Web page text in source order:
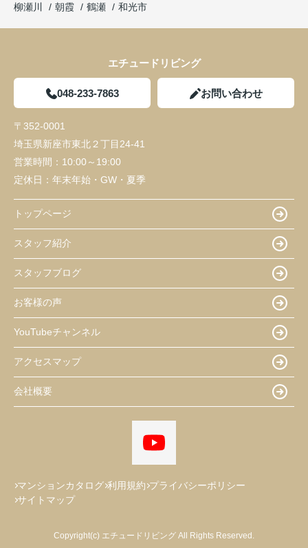
柳瀬川
朝霞 鶴瀬 和光市
エチュードリビング
048-233-7863 お問い合わせ
〒352-0001
埼玉県新座市東北２丁目24-41
営業時間： 10:00～19:00
定休日： 年末年始・GW・夏季
トップページ
スタッフ紹介
スタッフブログ
お客様の声
YouTubeチャンネル
アクセスマップ
会社概要
マンションカタログ 利用規約 プライバシーポリシー
サイトマップ
Copyright(c) エチュードリビング All Rights Reserved.